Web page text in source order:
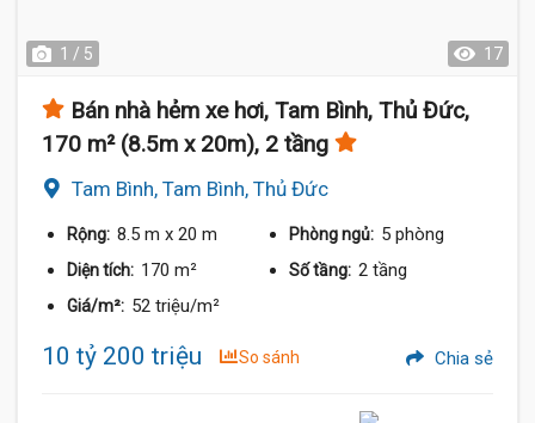
1 / 5 17
Bán nhà hẻm xe hơi, Tam Bình, Thủ Đức,
170 m² (8.5m x 20m), 2 tầng
Tam Bình, Tam Bình, Thủ Đức
Rộng: 8.5 m x 20 m Phòng ngủ: 5 phòng
Diện tích: 170 m² Số tầng: 2 tầng
Giá/m²: 52 triệu/m²
10 tỷ 200 triệu So sánh Chia sẻ